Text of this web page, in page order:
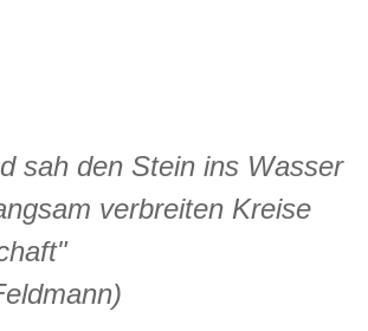
sah den Stein ins Wasser
verbreiten Kreise